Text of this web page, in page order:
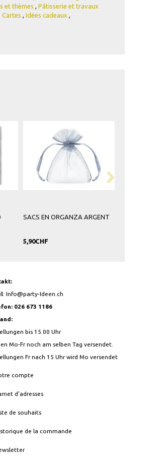
et thèmes
Pâtisserie et travaux
Cartes Idées cadeaux
DÉCORATIFS
CANON À CONFETTIS
:Info@party-Ideen.ch
026 673 1186
bis 15.00 Uhr
Mo-Fr noch am selben Tag versendet.
Fr nach 15 Uhr wird Mo versendet
compte
d'adresses
de souhaits
de la commande